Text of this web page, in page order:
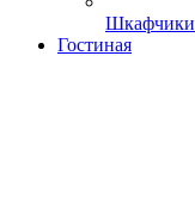
Шкафчики
Гостиная